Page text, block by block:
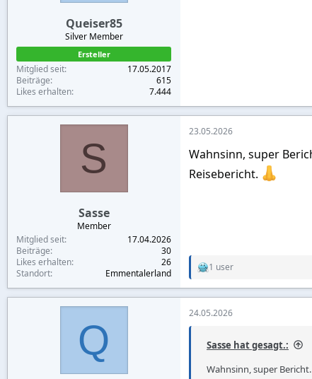
Queiser85
Silver Member
Ersteller
Mitglied seit
17.05.2017
Beiträge
615
Likes erhalten
7.444
S
Sasse
Member
Mitglied seit
17.04.2026
Beiträge
30
Likes erhalten
26
Standort
Emmentalerland
23.05.2026
Wahnsinn, super
Reisebericht.
R
t
1 user
Q
24.05.2026
Sasse hat gesagt.:
Wahnsinn, super